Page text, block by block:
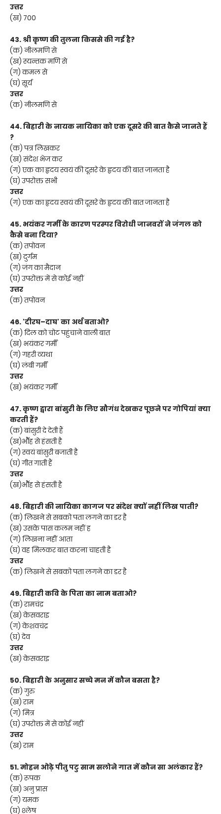
उत्तर
(ख) 700
43. श्री कृष्ण की तुलना किससे की गई है?
(क) नीलमणि से
(ख) स्यन्तक मणि से
(ग) कमल से
(घ) सूर्य
उत्तर
(क) नीलमणि से
44. बिहारी के नायक नायिका को एक दूसरे की बात कैसे जानते हैं
?
(क) पत्र लिखकर
(ख) संदेश भेज कर
(ग) एक का हृदय स्वयं की दूसरे के हृदय की बात जानता है
(घ) उपरोक्त सभी
उत्तर
(ग) एक का हृदय स्वयं की दूसरे के हृदय की बात जानता है
45. भयंकर गर्मी के कारण परस्पर विरोधी जानवरों ने जंगल को
कैसे बना दिया?
(क) तपोवन
(ख) दुर्गम
(ग) जंग का मैदान
(घ) उपरोक्त में से कोई नहीं
उत्तर
(क) तपोवन
46. 'दीरघ–दाघ' का अर्थ बताओ?
(क) दिल को चोट पहुंचाने वाली बात
(ख) भयंकर गर्मी
(ग) गहरी व्यथा
(घ) लंबी गर्मी
उत्तर
(ख) भयंकर गर्मी
47. कृष्ण द्वारा बांसुरी के लिए सौगंध देखकर पूछने पर गोपियां क्या
करती हैं?
(क) बांसुरी दे देती हैं
(ख)भौॅह से हंसती है
(ग) स्वयं बांसुरी बजाती है
(घ) गीत गाती हैं
उत्तर
(ख)भौॅह से हंसती है
48. बिहारी की नायिका कागज पर संदेश क्यों नहीं लिख पाती?
(क) लिखने से सबको पता लगने का डर है
(ख) उसके पास कलम नहीं ह
(ग) लिखना नहीं आता
(घ) वह मिलकर बात करना चाहती है
उत्तर
(क) लिखने से सबको पता लगने का डर है
49. बिहारी कवि के पिता का नाम बताओ?
(क) रामचंद्र
(ख) केसवराइ
(ग) केशवचंद्र
(घ) देव
उत्तर
(ख) केसवराइ
50. बिहारी के अनुसार सच्चे मन में कौन बसता है?
(क) गुरु
(ख) राम
(ग) मित्र
(घ) उपरोक्त में से कोई नहीं
उत्तर
(ख) राम
51. मोहन ओढ़े पीतु पटु साम सलोने गात में कौन सा अलंकार हैं?
(क) रूपक
(ख) अनु प्रास
(ग) यमक
(घ) श्लेष